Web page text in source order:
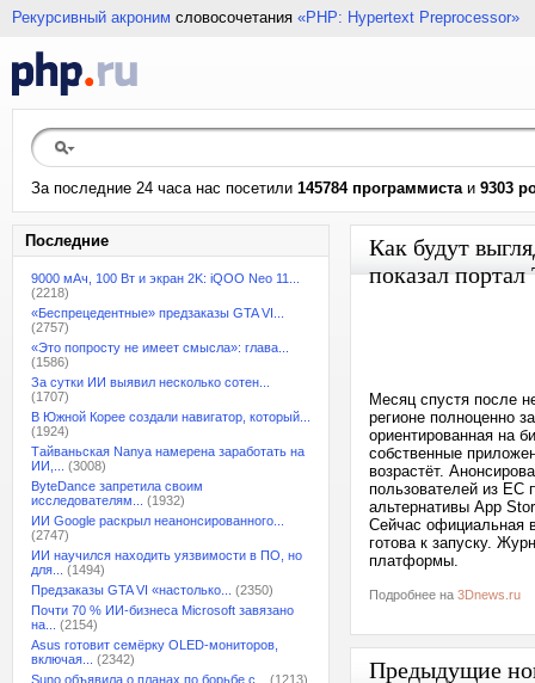
Рекурсивный акроним словосочетания «PHP: Hypertext Preprocessor»
За последние 24 часа нас посетили 145784 программистаи 9303
Последние
9000 мАч, 100 Вт и экран 2K: iQOO Neo 11...
(2218)
«Беспрецедентные» предзаказы GTA VI...
(2757)
«Это попросту не имеет смысла»: глава...
(1586)
За сутки ИИ выявил несколько сотен...
(1707)
В Южной Корее создали навигатор, который...
(1924)
Тайваньская Nanya намерена заработать на
ИИ,...
(3008)
ByteDance запретила своим
исследователям...
(1932)
ИИ Google раскрыл неанонсированного...
(2747)
ИИ научился находить уязвимости в ПО, но
для...
(1494)
Предзаказы GTA VI «настолько...
(2350)
Почти 70 % ИИ-бизнеса Microsoft завязано
на...
(2154)
Asus готовит семёрку OLED-мониторов,
включая...
(2342)
Suno объявила о планах по борьбе с...
(1213)
Как будут
показал портал
Месяц спустя после
регионе полноценно
ориентированная на
собственные
возрастёт.
пользователей из ЕС
альтернативы App
Сейчас официальная
готова к запуску.
платформы.
Подробнее на 3Dnews.ru
Предыдущие